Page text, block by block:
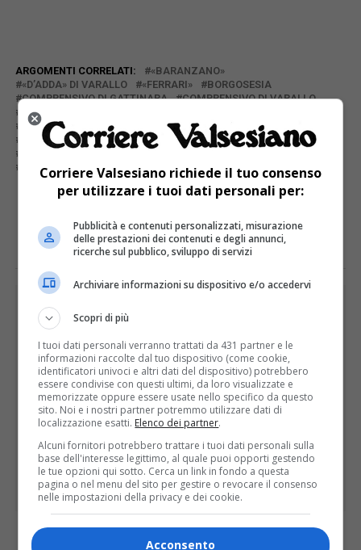
ARGOMENTI CORRELATI:
«BARANZANO»
«D’ADDA» DI VARALLO
«FERRARI»
BORGOSESIA
COMPRENSIVO DI GATTINARA
COMPRENSIVO DI VARALLO
DIRIGENTI SCOLASTICI
L COMPRENSIVO DI PRAY
MASSIMILIANO BIAGI
MAURO FARINA
MONICA BASSOTTO PALTÒ
NOMINATI
PAOLA RIPAMONTI
PAOLA VICARIO
VALDUGGIA
ULTIME
Corriere Valsesiano richiede il tuo consenso
per utilizzare i tuoi dati personali per:
Pubblicità e contenuti personalizzati, misurazione
delle prestazioni dei contenuti e degli annunci,
ricerche sul pubblico, sviluppo di servizi
Archiviare informazioni su dispositivo e/o accedervi
Scopri di più
I tuoi dati personali verranno trattati da 431 partner e le
informazioni raccolte dal tuo dispositivo (come cookie,
identificatori univoci e altri dati del dispositivo) potrebbero
essere condivise con questi ultimi, da loro visualizzate e
memorizzate oppure essere usate nello specifico da questo
sito. Noi e i nostri partner potremmo utilizzare dati di
localizzazione esatti. Elenco dei partner.
Alcuni fornitori potrebbero trattare i tuoi dati personali sulla
base dell'interesse legittimo, al quale puoi opporti gestendo
le tue opzioni qui sotto. Cerca un link in fondo a questa
pagina o nel menu del sito per gestire o revocare il consenso
nelle impostazioni della privacy e dei cookie.
Acconsento